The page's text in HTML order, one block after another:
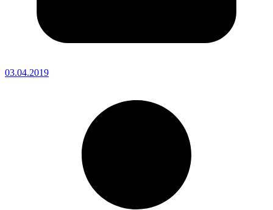
03.04.2019